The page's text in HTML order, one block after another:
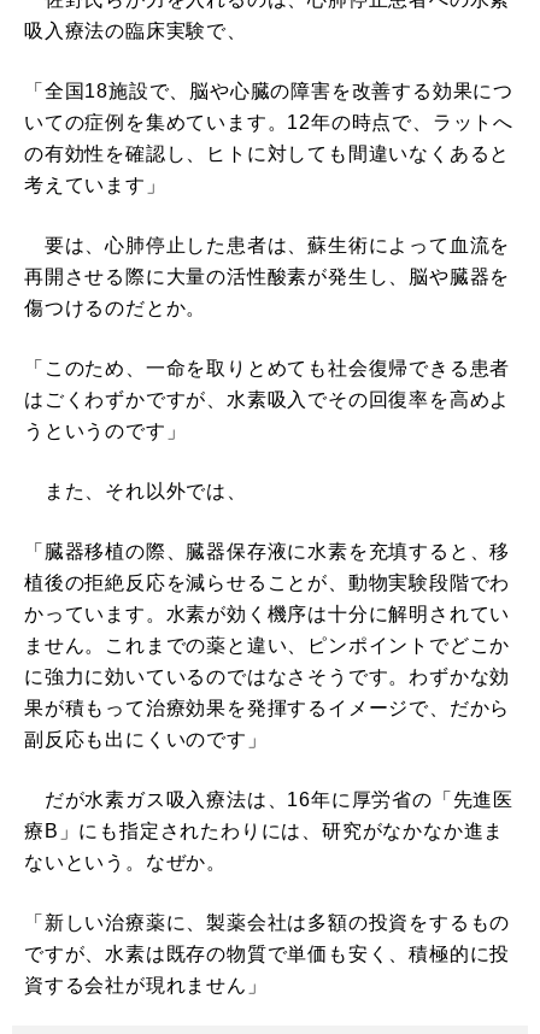
吸入療法の臨床実験で、
「全国18施設で、脳や心臓の障害を改善する効果につ
いての症例を集めています。12年の時点で、ラットへ
の有効性を確認し、ヒトに対しても間違いなくあると
考えています」
要は、心肺停止した患者は、蘇生術によって血流を
再開させる際に大量の活性酸素が発生し、脳や臓器を
傷つけるのだとか。
「このため、一命を取りとめても社会復帰できる患者
はごくわずかですが、水素吸入でその回復率を高めよ
うというのです」
また、それ以外では、
「臓器移植の際、臓器保存液に水素を充填すると、移
植後の拒絶反応を減らせることが、動物実験段階でわ
かっています。水素が効く機序は十分に解明されてい
ません。これまでの薬と違い、ピンポイントでどこか
に強力に効いているのではなさそうです。わずかな効
果が積もって治療効果を発揮するイメージで、だから
副反応も出にくいのです」
だが水素ガス吸入療法は、16年に厚労省の「先進医
療B」にも指定されたわりには、研究がなかなか進ま
ないという。なぜか。
「新しい治療薬に、製薬会社は多額の投資をするもの
ですが、水素は既存の物質で単価も安く、積極的に投
資する会社が現れません」